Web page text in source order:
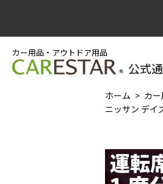
カー用品・アウトドア用品
公式
ホーム
カ
ニッサン デイ